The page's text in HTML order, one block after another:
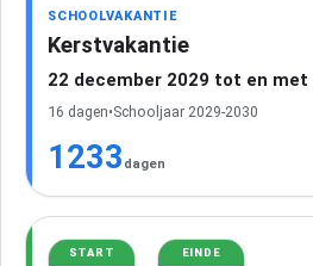
SCHOOLVAKANTIE
Kerstvakantie
22 december 2029 tot en met
16 dagen•Schooljaar 2029-2030
1233 dagen
START EINDE